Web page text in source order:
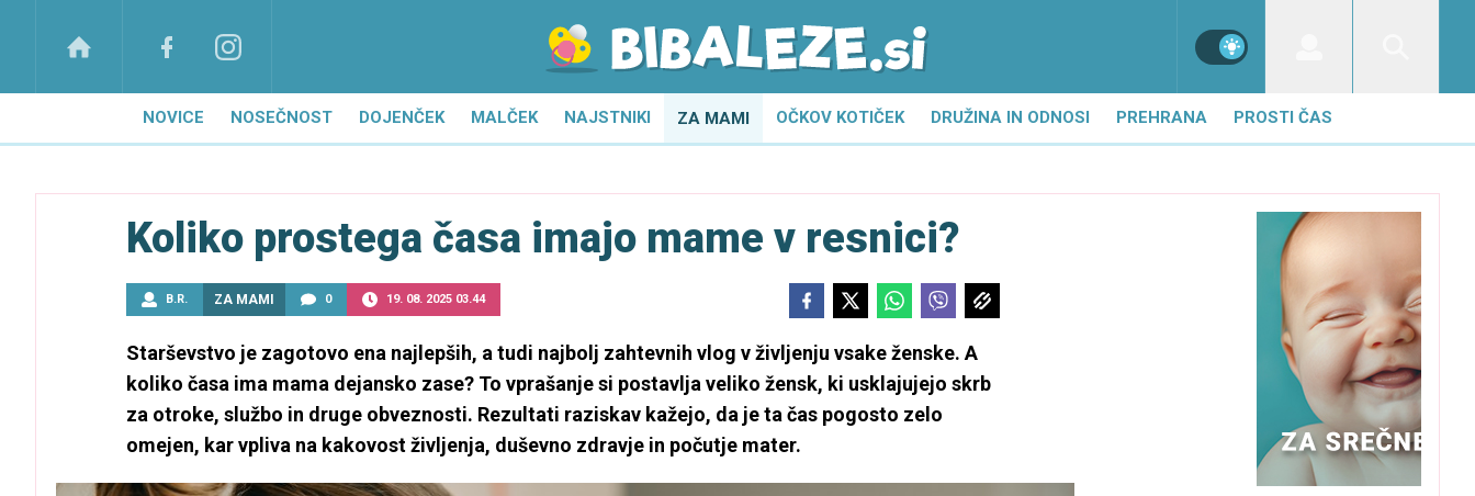
NOVICE NOSEČNOST DOJENČEK MALČEK NAJSTNIKI ZA MAMI OČKOV KOTIČEK DRUŽINA IN ODNOSI PREHRANA PROSTI ČAS
Koliko prostega časa imajo mame v resnici?
B.R. ZA MAMI 0 19. 08. 2025 03.44
Starševstvo je zagotovo ena najlepših, a tudi najbolj zahtevnih vlog v življenju vsake ženske. A
koliko časa ima mama dejansko zase? To vprašanje si postavlja veliko žensk, ki usklajujejo skrb
za otroke, službo in druge obveznosti. Rezultati raziskav kažejo, da je ta čas pogosto zelo
omejen, kar vpliva na kakovost življenja, duševno zdravje in počutje mater.